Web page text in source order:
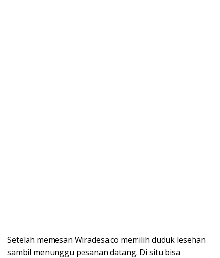
Setelah memesan Wiradesa.co memilih duduk lesehan
sambil menunggu pesanan datang. Di situ bisa